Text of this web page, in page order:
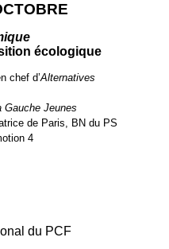
écologique
chef d’Alternatives
Gauche Jeunes
de Paris, BN du PS
4
du PCF